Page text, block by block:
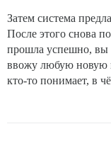
Затем система
После этого снова
прошла успешно, вы
ввожу любую новую
кто-то понимает, в